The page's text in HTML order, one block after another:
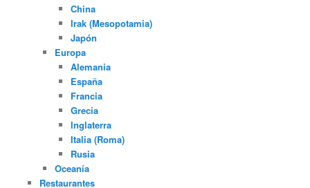
China
Irak (Mesopotamia)
Japón
Europa
Alemania
España
Francia
Grecia
Inglaterra
Italia (Roma)
Rusia
Oceanía
Restaurantes